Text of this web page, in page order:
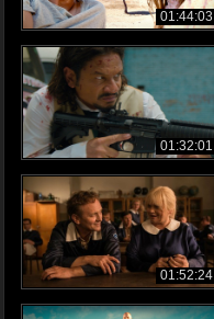
01:44:03
01:32:01
01:52:24